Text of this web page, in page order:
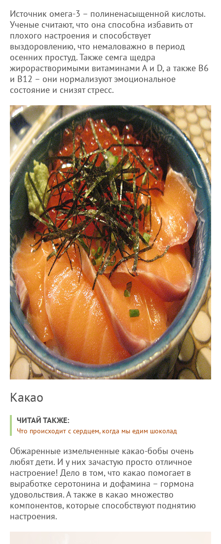
Источник омега-3 – полиненасыщенной кислоты.
Ученые считают, что она способна избавить от
плохого настроения и способствует
выздоровлению, что немаловажно в период
осенних простуд. Также семга щедра
жирорастворимыми витаминами А и D, а также В6
и B12 – они нормализуют эмоциональное
состояние и снизят стресс.
Какао
ЧИТАЙ ТАКЖЕ:
Что происходит с сердцем, когда мы едим шоколад
Обжаренные измельченные какао-бобы очень
любят дети. И у них зачастую просто отличное
настроение! Дело в том, что какао помогает в
выработке серотонина и дофамина – гормона
удовольствия. А также в какао множество
компонентов, которые способствуют поднятию
настроения.